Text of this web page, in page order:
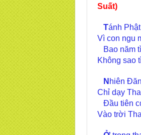
Suất)
Tánh
Vì con ngu
Bao năm
Không sao
N hiên
Chỉ dạy
Đầu tiên
Vào trời